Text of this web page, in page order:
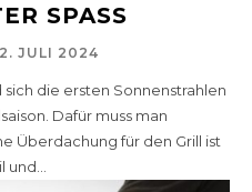
SPASS
JULI 2024
die ersten Sonnenstrahlen
Dafür muss man
Überdachung für den Grill ist
und...